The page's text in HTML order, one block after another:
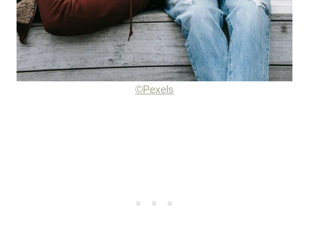
©Pexels